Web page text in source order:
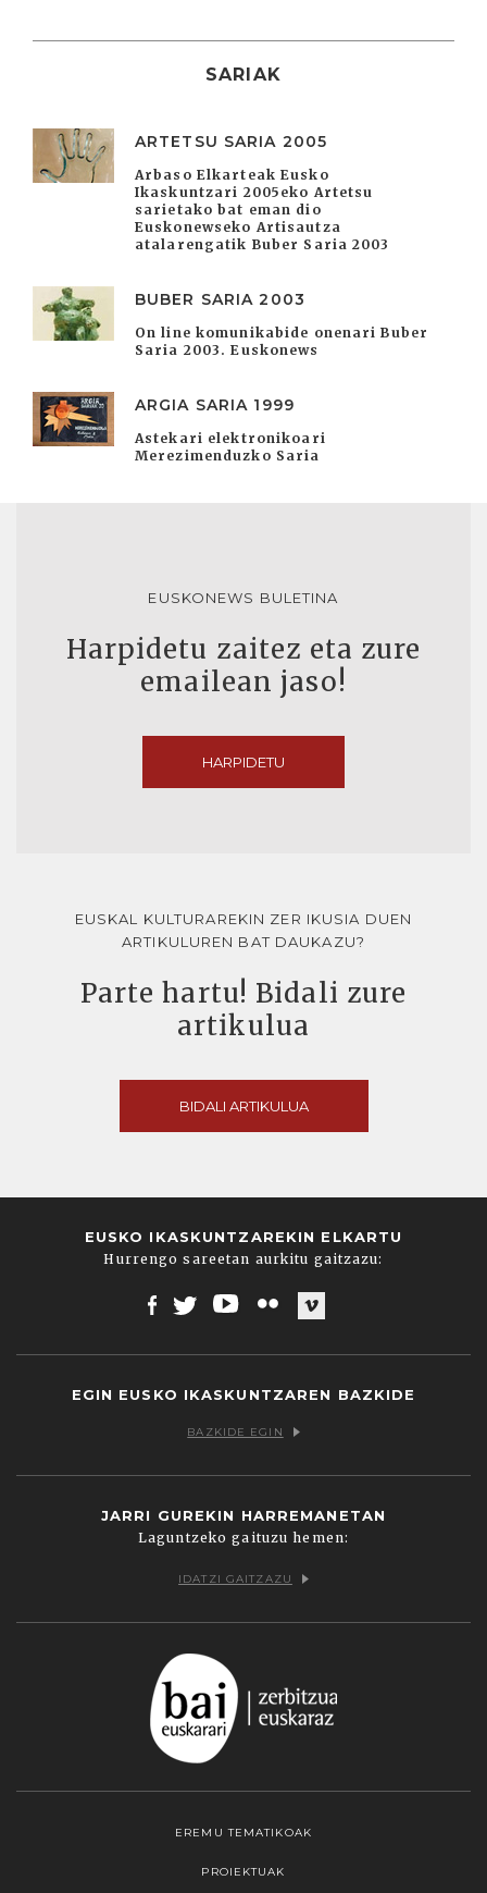
SARIAK
ARTETSU SARIA 2005
Arbaso Elkarteak Eusko
Ikaskuntzari 2005eko Artetsu
sarietako bat eman dio
Euskonewseko Artisautza
atalarengatik Buber Saria 2003
BUBER SARIA 2003
On line komunikabide onenari Buber
Saria 2003. Euskonews
ARGIA SARIA 1999
Astekari elektronikoari
Merezimenduzko Saria
EUSKONEWS BULETINA
Harpidetu zaitez eta zure
emailean jaso!
HARPIDETU
EUSKAL KULTURAREKIN ZER IKUSIA DUEN
ARTIKULUREN BAT DAUKAZU?
Parte hartu! Bidali zure
artikulua
BIDALI ARTIKULUA
EUSKO IKASKUNTZAREKIN ELKARTU
Hurrengo sareetan aurkitu gaitzazu:
EGIN EUSKO IKASKUNTZAREN BAZKIDE
BAZKIDE EGIN
JARRI GUREKIN HARREMANETAN
Laguntzeko gaituzu hemen:
IDATZI GAITZAZU
EREMU TEMATIKOAK
PROIEKTUAK